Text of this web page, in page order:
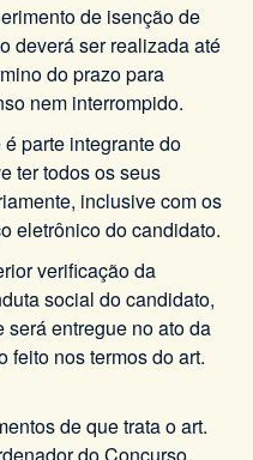
de isenção de
deverá ser realizada até
do prazo para
nem interrompido.
parte integrante do
ter todos os seus
inclusive com os
eletrônico do candidato.
verificação da
social do candidato,
entregue no ato da
feito nos termos do art.
de que trata o art.
do Concurso,